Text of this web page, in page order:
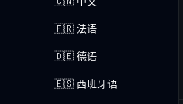
🇫🇷 法语
🇩🇪 德语
🇪🇸 西班牙语